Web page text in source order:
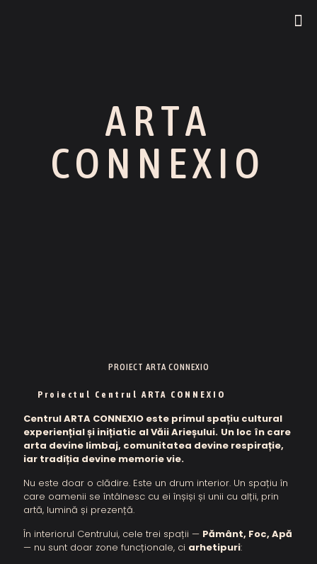
ARTA
CONNEXIO
PROIECT ARTA CONNEXIO
Proiectul Centrul ARTA CONNEXIO
Centrul ARTA CONNEXIO este primul spațiu cultural
experiențial și inițiatic al Văii Arieșului. Un loc în care
arta devine limbaj, comunitatea devine respirație,
iar tradiția devine memorie vie.
Nu este doar o clădire. Este un drum interior. Un spațiu în
care oamenii se întâlnesc cu ei înșiși și unii cu alții, prin
artă, lumină și prezență.
În interiorul Centrului, cele trei spații — Pământ, Foc, Apă
— nu sunt doar zone funcționale, ci arhetipuri: